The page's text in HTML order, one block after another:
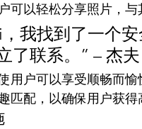
可以轻松分享照片，
，我找到了一个
了联系。” – 杰
用户可以享受顺畅而
匹配，以确保用户获